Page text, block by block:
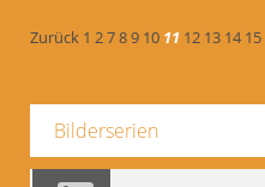
Zurück 1 2789 10 11 12 13 14 15
Bilderserien